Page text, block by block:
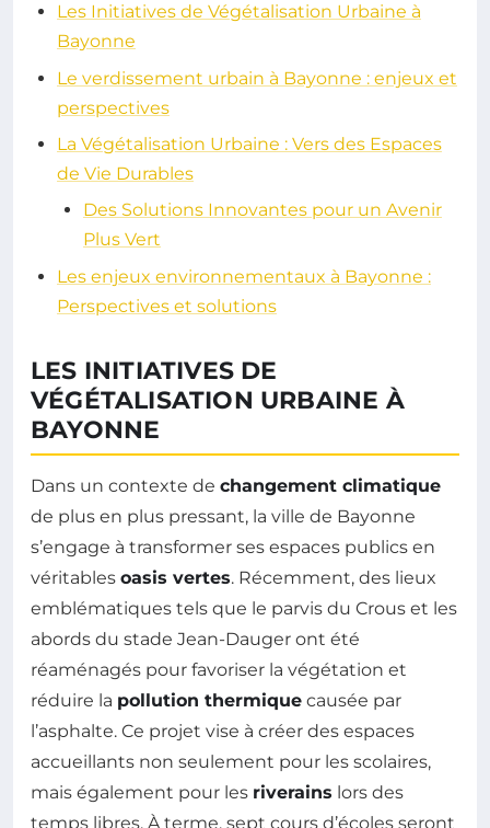
Les Initiatives de Végétalisation Urbaine à
Bayonne
Le verdissement urbain à Bayonne : enjeux et
perspectives
La Végétalisation Urbaine : Vers des Espaces
de Vie Durables
Des Solutions Innovantes pour un Avenir
Plus Vert
Les enjeux environnementaux à Bayonne :
Perspectives et solutions
LES INITIATIVES DE
VÉGÉTALISATION URBAINE À
BAYONNE
Dans un contexte de changement climatique
de plus en plus pressant, la ville de Bayonne
s’engage à transformer ses espaces publics en
véritables oasis vertes. Récemment, des lieux
emblématiques tels que le parvis du Crous et les
abords du stade Jean-Dauger ont été
réaménagés pour favoriser la végétation et
réduire la pollution thermique causée par
l’asphalte. Ce projet vise à créer des espaces
accueillants non seulement pour les scolaires,
mais également pour les riverains lors des
temps libres. À terme, sept cours d’écoles seront